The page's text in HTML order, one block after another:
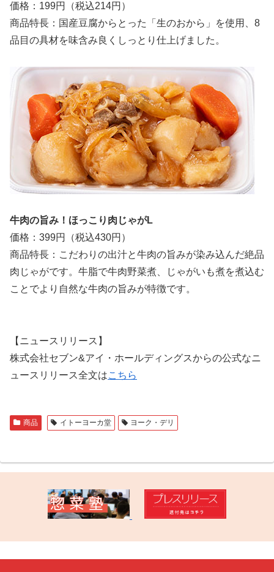
価格：199円（税込214円）
商品特長：国産豆腐からとった「生のおから」を使用、8
品目の具材を味含み良くしっとり仕上げました。
牛肉の旨み！ほっこり肉じゃがL
価格：399円（税込430円）
商品特長：こだわりの出汁と牛肉の旨みが染み込んだ絶品
肉じゃがです。牛脂で牛肉野菜煮、じゃがいも煮を煮込む
ことでより自然な牛肉の旨みが特徴です。
【ニュースリリース】
株式会社セブン&アイ・ホールディングスからの公式なニ
ュースリリース全文はこちら
商品 イトーヨーカ堂 ヨーク・デリ